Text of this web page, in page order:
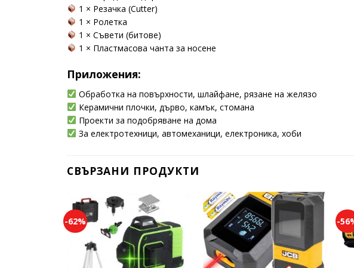
1 × Резачка (Cutter)
1 × Ролетка
1 × Съвети (битове)
1 × Пластмасова чанта за носене
Приложения:
Обработка на повърхности, шлайфане, рязане на желязо
Керамични плочки, дърво, камък, стомана
Проекти за подобряване на дома
За електротехници, автомеханици, електроника, хоби
СВЪРЗАНИ ПРОДУКТИ
-62%
Add to
wishlist
Add to
wishlist
-